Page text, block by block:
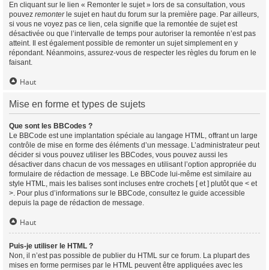
En cliquant sur le lien « Remonter le sujet » lors de sa consultation, vous
pouvez remonterle sujet en haut du forum sur la première page. Par ailleurs,
si vous ne voyez pas ce lien, cela signifie que la remontée de sujet est
désactivée ou que l’intervalle de temps pour autoriser la remontée n’est pas
atteint. Il est également possible de remonter un sujet simplement en y
répondant. Néanmoins, assurez-vous de respecter les règles du forum en le
faisant.
Haut
Mise en forme et types de sujets
Que sont les BBCodes ?
Le BBCode est une implantation spéciale au langage HTML, offrant un large
contrôle de mise en forme des éléments d’un message. L’administrateur peut
décider si vous pouvez utiliser les BBCodes, vous pouvez aussi les
désactiver dans chacun de vos messages en utilisant l’option appropriée du
formulaire de rédaction de message. Le BBCode lui-même est similaire au
style HTML, mais les balises sont incluses entre crochets [ et ] plutôt que < et
>. Pour plus d’informations sur le BBCode, consultez le guide accessible
depuis la page de rédaction de message.
Haut
Puis-je utiliser le HTML ?
Non, il n’est pas possible de publier du HTML sur ce forum. La plupart des
mises en forme permises par le HTML peuvent être appliquées avec les